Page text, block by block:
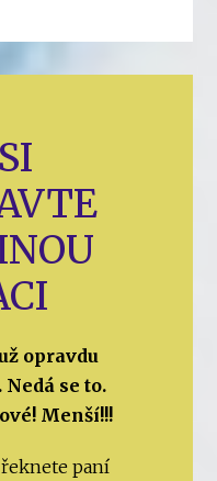
opravdu
se to.
Menší!!!
paní